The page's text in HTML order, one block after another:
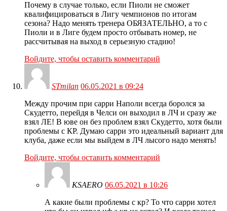
Почему в случае только, если Пиоли не сможет
квалифицироваться в Лигу чемпионов по итогам
сезона? Надо менять тренера ОБЯЗАТЕЛЬНО, а то с
Пиоли и в Лиге будем просто отбывать номер, не
рассчитывая на выход в серьезную стадию!
Войдите, чтобы оставить комментарий
STmilan 06.05.2021 в 09:24
Между прочим при сарри Наполи всегда боролся за
Скудетто, перейдя в Челси он выходил в ЛЧ и сразу же
взял ЛЕ! В юве он без проблем взял Скудетто, хотя были
проблемы с КР. Думаю сарри это идеальный вариант для
клуба, даже если мы выйдем в ЛЧ лысого надо менять!
Войдите, чтобы оставить комментарий
KSAERO 06.05.2021 в 10:26
А какие были проблемы с кр? То что сарри хотел